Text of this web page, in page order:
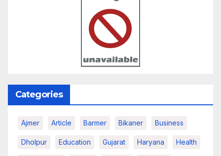
Categories
Ajmer Article Barmer Bikaner Business
Dholpur Education Gujarat Haryana Health